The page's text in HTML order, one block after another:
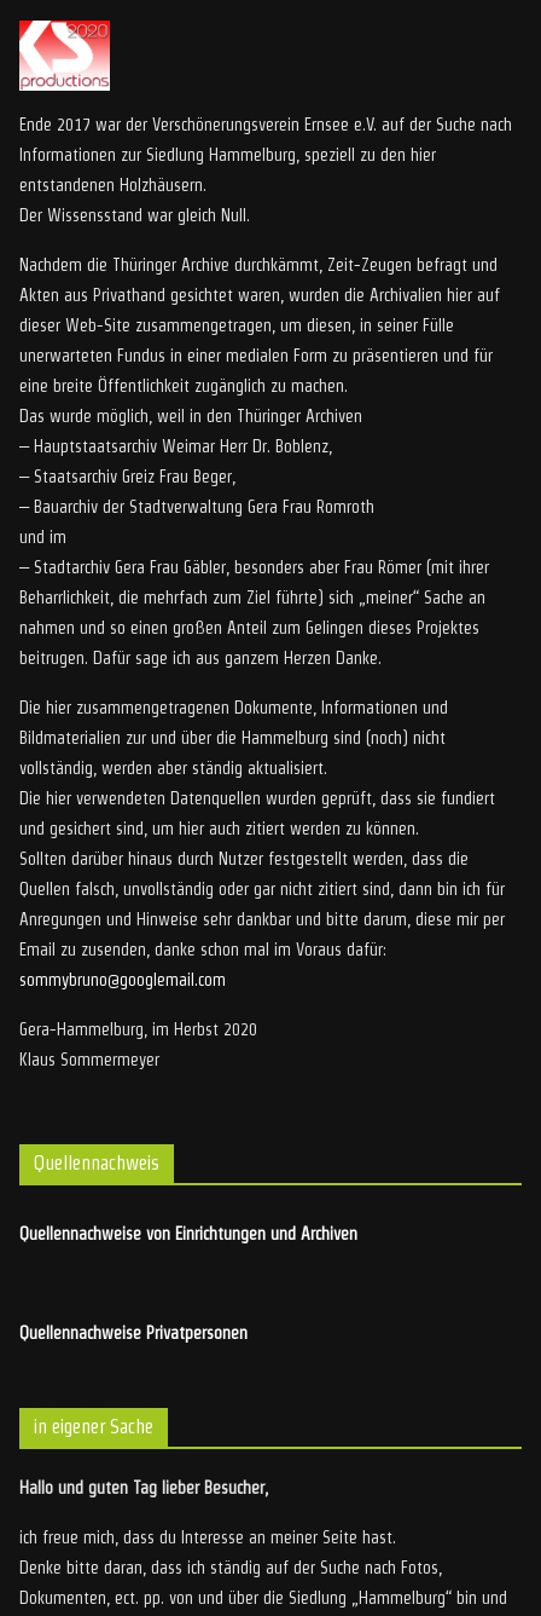
Ende 2017 war der Verschönerungsverein Ernsee e.V. auf der Suche nach
Informationen zur Siedlung Hammelburg, speziell zu den hier
entstandenen Holzhäusern.
Der Wissensstand war gleich Null.
Nachdem die Thüringer Archive durchkämmt, Zeit-Zeugen befragt und
Akten aus Privathand gesichtet waren, wurden die Archivalien hier auf
dieser Web-Site zusammengetragen, um diesen, in seiner Fülle
unerwarteten Fundus in einer medialen Form zu präsentieren und für
eine breite Öffentlichkeit zugänglich zu machen.
Das wurde möglich, weil in den Thüringer Archiven
– Hauptstaatsarchiv Weimar Herr Dr. Boblenz,
– Staatsarchiv Greiz Frau Beger,
– Bauarchiv der Stadtverwaltung Gera Frau Romroth
und im
– Stadtarchiv Gera Frau Gäbler, besonders aber Frau Römer (mit ihrer
Beharrlichkeit, die mehrfach zum Ziel führte) sich „meiner“ Sache an
nahmen und so einen großen Anteil zum Gelingen dieses Projektes
beitrugen. Dafür sage ich aus ganzem Herzen Danke.
Die hier zusammengetragenen Dokumente, Informationen und
Bildmaterialien zur und über die Hammelburg sind (noch) nicht
vollständig, werden aber ständig aktualisiert.
Die hier verwendeten Datenquellen wurden geprüft, dass sie fundiert
und gesichert sind, um hier auch zitiert werden zu können.
Sollten darüber hinaus durch Nutzer festgestellt werden, dass die
Quellen falsch, unvollständig oder gar nicht zitiert sind, dann bin ich für
Anregungen und Hinweise sehr dankbar und bitte darum, diese mir per
Email zu zusenden, danke schon mal im Voraus dafür:
sommybruno@googlemail.com
Gera-Hammelburg, im Herbst 2020
Klaus Sommermeyer
Quellennachweis
Quellennachweise von Einrichtungen und Archiven
Quellennachweise Privatpersonen
in eigener Sache
Hallo und guten Tag lieber Besucher,
ich freue mich, dass du Interesse an meiner Seite hast.
Denke bitte daran, dass ich ständig auf der Suche nach Fotos,
Dokumenten, ect. pp. von und über die Siedlung „Hammelburg“ bin und